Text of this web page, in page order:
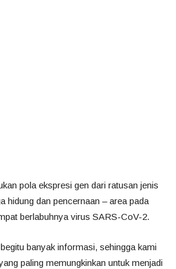
pola ekspresi gen dari ratusan jenis
hidung dan pencernaan – area pada
berlabuhnya virus SARS-CoV-2.
banyak informasi, sehingga kami
paling memungkinkan untuk menjadi